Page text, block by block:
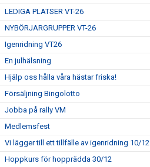
LEDIGA PLATSER VT-26
NYBÖRJARGRUPPER VT-26
Igenridning VT26
En julhälsning
Hjälp oss hålla våra hästar friska!
Försäljning Bingolotto
Jobba på rally VM
Medlemsfest
Vi lägger till ett tillfälle av igenridning 10/12
Hoppkurs för hopprädda 30/12